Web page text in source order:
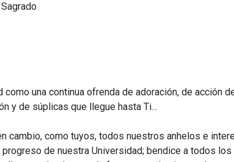
como una continua ofrenda de adoración, de acción
y de súplicas que llegue hasta Ti…
cambio, como tuyos, todos nuestros anhelos e
progreso de nuestra Universidad; bendice a todos